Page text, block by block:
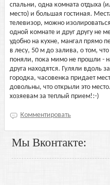
спальни, одна комната отдыха
место) и большая гостиная.
телевизор, можно
одной комнате и друг другу не
удобно на кухне, мангал прямо
в лесу, 50 м до залива, о том,
поняли, пока мимо не прошли -
друга находятся. Гуляли вдоль
городка, часовенка придает
довольны, что открыли это
хозяевам за теплый прием!:-)
Комментировать
Мы Вконтакте: